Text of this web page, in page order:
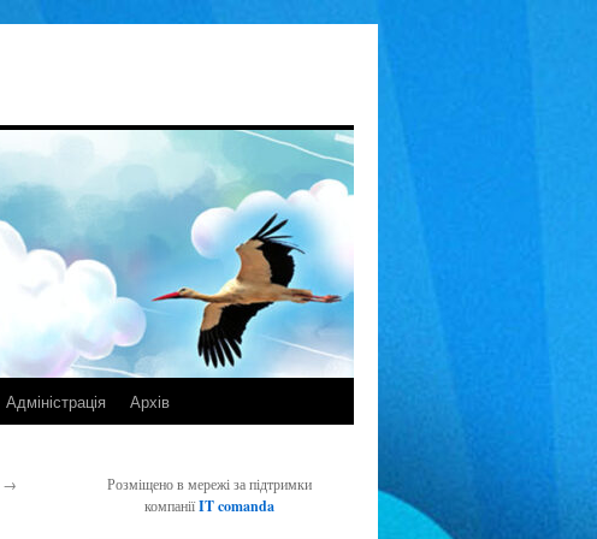
Адміністрація Архів
→
Розміщено в мережі за підтримки
компаніїIT comanda